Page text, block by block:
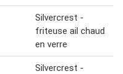
Silvercrest -
friteuse ail chaud
en verre
Silvercrest -